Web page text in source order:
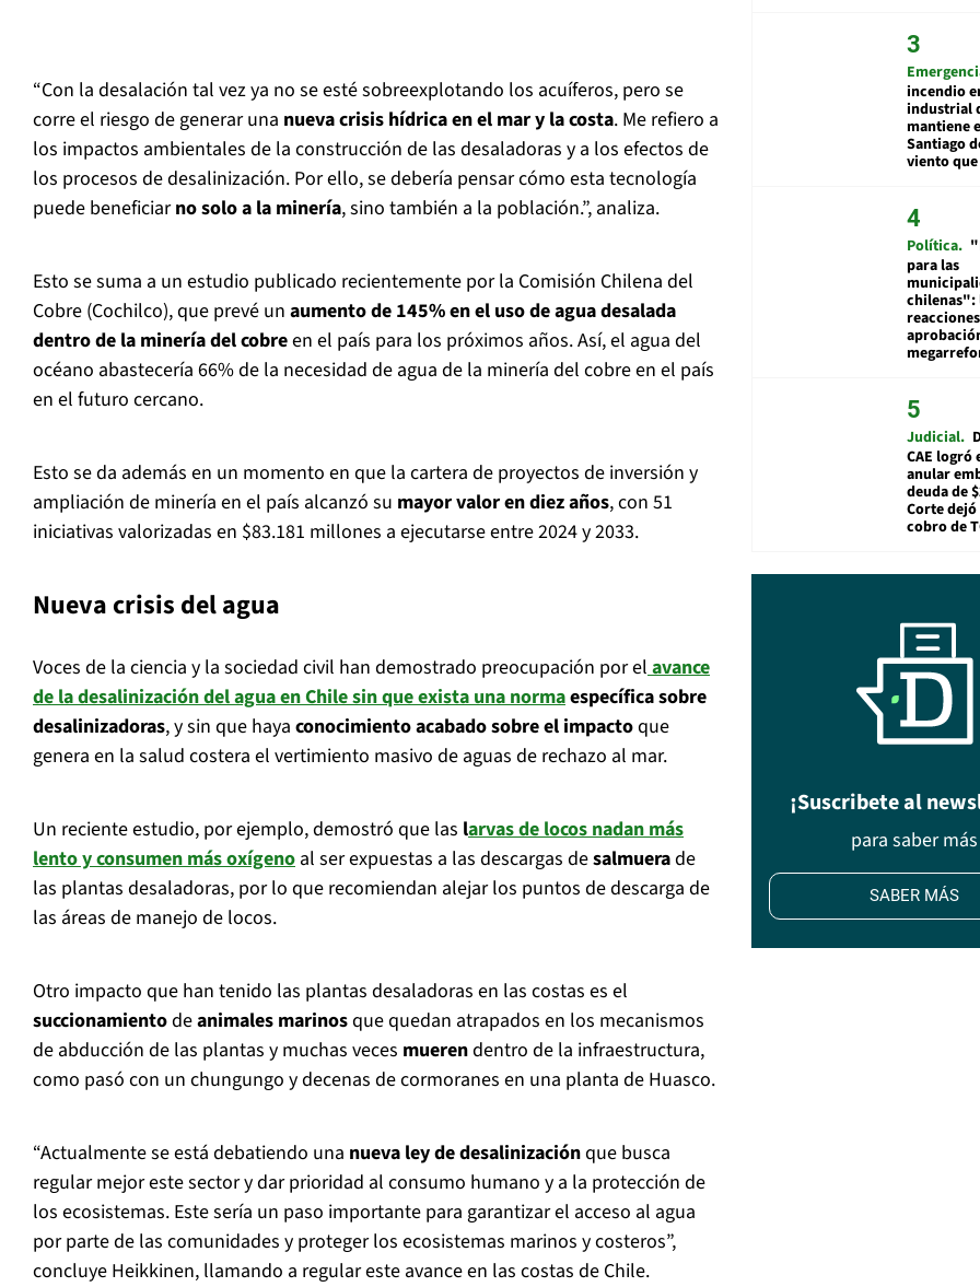
“Con la desalación tal vez ya no se esté sobreexplotando los acuíferos, pero se
corre el riesgo de generar una nueva crisis hídrica en el mar y la costa. Me refiero a
los impactos ambientales de la construcción de las desaladoras y a los efectos de
los procesos de desalinización. Por ello, se debería pensar cómo esta tecnología
puede beneficiarno solo a la minería, sino también a la población.”, analiza.
Esto se suma a un estudio publicado recientemente por la Comisión Chilena del
Cobre (Cochilco), que prevé un aumento de 145% en el uso de agua desalada
dentro de la minería del cobreen el país para los próximos años. Así, el agua del
océano abastecería 66% de la necesidad de agua de la minería del cobre en el país
en el futuro cercano.
Esto se da además en un momento en que la cartera de proyectos de inversión y
ampliación de minería en el país alcanzó su mayor valor en diez años, con 51
iniciativas valorizadas en $83.181 millones a ejecutarse entre 2024 y 2033.
Nueva crisis del agua
Voces de la ciencia y la sociedad civil han demostrado preocupación por elavance
de la desalinización del agua en Chile sin que exista unanormaespecífica sobre
desalinizadoras, y sin que haya conocimiento acabado sobre el impactoque
genera en la salud costera el vertimiento masivo de aguas de rechazo al mar.
Un reciente estudio, por ejemplo, demostró que las larvas de locosnadan más
lento y consumen más oxígeno al ser expuestas a las descargas desalmuerade
las plantas desaladoras, por lo que recomiendan alejar los puntos de descarga de
las áreas de manejo de locos.
Otro impacto que han tenido las plantas desaladoras en las costas es el
succionamientodeanimales marinosque quedan atrapados en los mecanismos
de abducción de las plantas y muchas veces muerendentro de la infraestructura,
como pasó con un chungungo y decenas de cormoranes en una planta de Huasco.
“Actualmente se está debatiendo una nueva ley de desalinizaciónque busca
regular mejor este sector y dar prioridad al consumo humano y a la protección de
los ecosistemas. Este sería un paso importante para garantizar el acceso al agua
por parte de las comunidades y proteger los ecosistemas marinos y costeros”,
concluye Heikkinen, llamando a regular este avance en las costas de Chile.
incendio
industrial
mantiene
Santiago
viento que
Política
para las
chilenas":
Judicial
CAE logró
anular
deuda de
Corte
cobro de
¡Suscribete al
para saber más
SABER MÁS